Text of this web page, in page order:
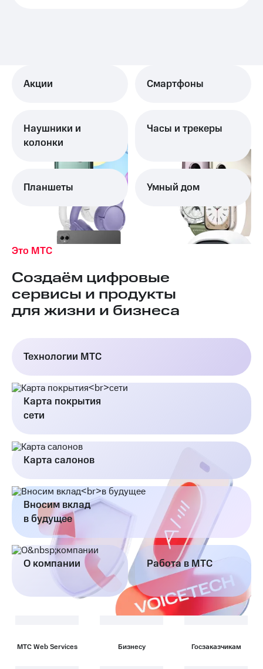
Акции Смартфоны
Наушники и
колонки
Часы и трекеры
Планшеты Умный дом
Это МТС
Создаём цифровые
сервисы и продукты
для жизни и бизнеса
Технологии МТС
Карта покрытия
сети
Карта салонов
Вносим вклад
в будущее
О компании Работа в МТС
MTC Web Services Бизнесу Госзаказчикам